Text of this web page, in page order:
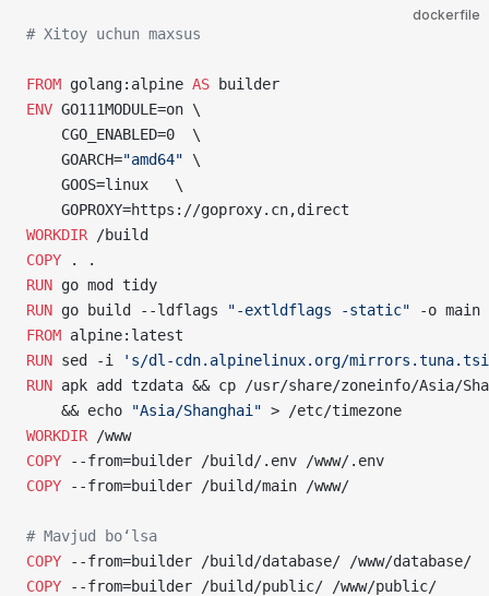
dockerfile
# Xitoy uchun maxsus
FROM golang:alpine AS builder
ENV GO111MODULE=on \
    CGO_ENABLED=0  \
    GOARCH=
"amd64" \
    GOOS=linux   \
    GOPROXY=https://goproxy.cn,direct
WORKDIR /build
COPY . .
RUN go mod tidy
RUN go build --ldflags "-extldflags -static" -o
FROM alpine:latest
RUN sed -i
's/dl-cdn.alpinelinux.org/
RUN apk add tzdata && cp /usr/share/zoneinfo/Asia/
    && echo
"Asia/Shanghai" > /etc/timezone
WORKDIR /www
COPY --from=builder /build/.env /www/.env
COPY --from=builder /build/main /www/
# Mavjud bo‘lsa
COPY --from=builder /build/database/ /www/database/
COPY --from=builder /build/public/ /www/public/